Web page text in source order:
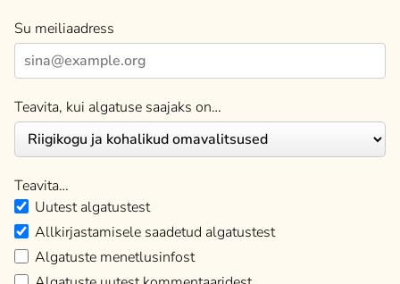
Su meiliaadress
Teavita, kui algatuse saajaks on…
Teavita…
Uutest algatustest
Allkirjastamisele saadetud algatustest
Algatuste menetlusinfost